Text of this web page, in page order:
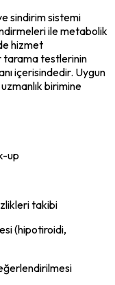
sindirim sistemi
ile metabolik
hizmet
tarama testlerinin
içerisindedir. Uygun
birimine
up
takibi
(hipotiroidi,